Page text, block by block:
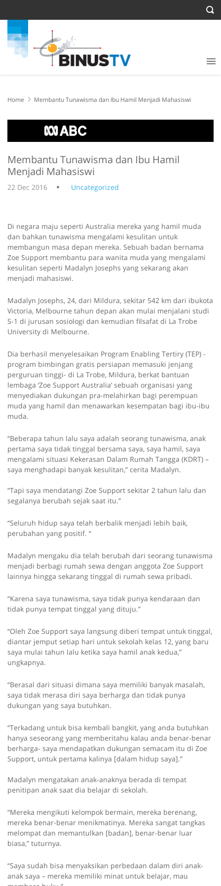
Home Membantu Tunawisma dan Ibu Hamil Menjadi Mahasiswi
Membantu Tunawisma dan Ibu Hamil
Menjadi Mahasiswi
22 Dec 2016 Uncategorized
Di negara maju seperti Australia mereka yang hamil muda
dan bahkan tunawisma mengalami kesulitan untuk
membangun masa depan mereka. Sebuah badan bernama
Zoe Support membantu para wanita muda yang mengalami
kesulitan seperti Madalyn Josephs yang sekarang akan
menjadi mahasiswi.
Madalyn Josephs, 24, dari Mildura, sekitar 542 km dari ibukota
Victoria, Melbourne tahun depan akan mulai menjalani studi
S-1 di jurusan sosiologi dan kemudian filsafat di La Trobe
University di Melbourne.
Dia berhasil menyelesaikan Program Enabling Tertiry (TEP) -
program bimbingan gratis persiapan memasuki jenjang
perguruan tinggi- di La Trobe, Mildura, berkat bantuan
lembaga ‘Zoe Support Australia’ sebuah organisasi yang
menyediakan dukungan pra-melahirkan bagi perempuan
muda yang hamil dan menawarkan kesempatan bagi ibu-ibu
muda.
“Beberapa tahun lalu saya adalah seorang tunawisma, anak
pertama saya tidak tinggal bersama saya, saya hamil, saya
mengalami situasi Kekerasan Dalam Rumah Tangga (KDRT) –
saya menghadapi banyak kesulitan,” cerita Madalyn.
“Tapi saya mendatangi Zoe Support sekitar 2 tahun lalu dan
segalanya berubah sejak saat itu.”
“Seluruh hidup saya telah berbalik menjadi lebih baik,
perubahan yang positif. “
Madalyn mengaku dia telah berubah dari seorang tunawisma
menjadi berbagi rumah sewa dengan anggota Zoe Support
lainnya hingga sekarang tinggal di rumah sewa pribadi.
“Karena saya tunawisma, saya tidak punya kendaraan dan
tidak punya tempat tinggal yang dituju.”
“Oleh Zoe Support saya langsung diberi tempat untuk tinggal,
diantar jemput setiap hari untuk sekolah kelas 12, yang baru
saya mulai tahun lalu ketika saya hamil anak kedua,”
ungkapnya.
“Berasal dari situasi dimana saya memiliki banyak masalah,
saya tidak merasa diri saya berharga dan tidak punya
dukungan yang saya butuhkan.
“Terkadang untuk bisa kembali bangkit, yang anda butuhkan
hanya seseorang yang memberitahu kalau anda benar-benar
berharga- saya mendapatkan dukungan semacam itu di Zoe
Support, untuk pertama kalinya [dalam hidup saya].”
Madalyn mengatakan anak-anaknya berada di tempat
penitipan anak saat dia belajar di sekolah.
“Mereka mengikuti kelompok bermain, mereka berenang,
mereka benar-benar menikmatinya. Mereka sangat tangkas
melompat dan memantulkan [badan], benar-benar luar
biasa,” tuturnya.
“Saya sudah bisa menyaksikan perbedaan dalam diri anak-
anak saya – mereka memiliki minat untuk belajar, mau